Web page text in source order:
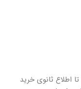
تا اطلاع ثانوی خرید